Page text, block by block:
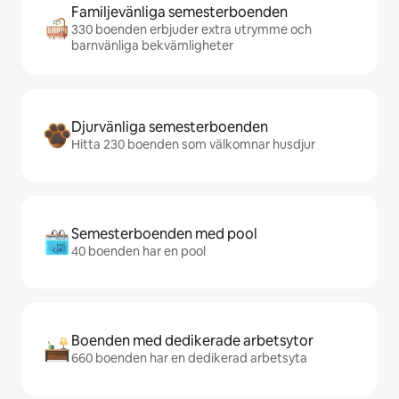
Familjevänliga semesterboenden
330 boenden erbjuder extra utrymme och
barnvänliga bekvämligheter
Djurvänliga semesterboenden
Hitta 230 boenden som välkomnar husdjur
Semesterboenden med pool
40 boenden har en pool
Boenden med dedikerade arbetsytor
660 boenden har en dedikerad arbetsyta